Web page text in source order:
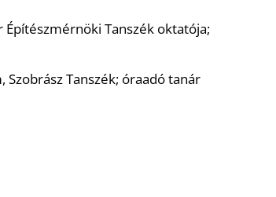
Tanszék oktatója;
Tanszék; óraadó tanár